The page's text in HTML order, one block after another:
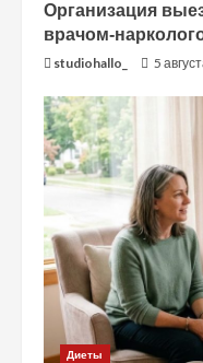
Организация
врачом-
studiohallo_ 5
Диеты